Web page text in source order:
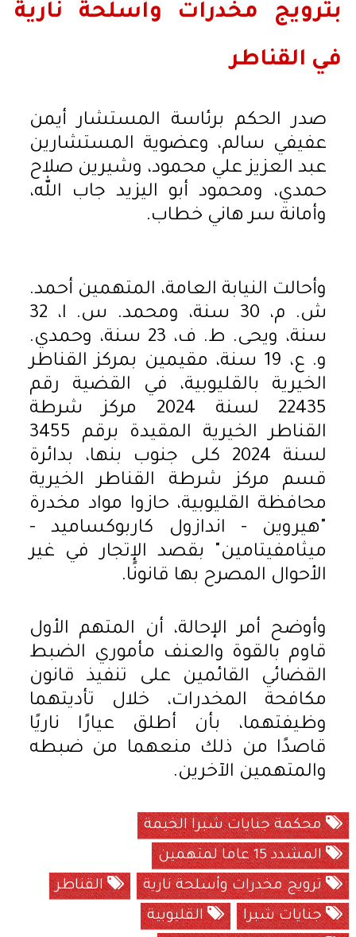
بترويج مخدرات وأسلحة نارية
في القناطر
صدر الحكم برئاسة المستشار أيمن
عفيفي سالم، وعضوية المستشارين
عبد العزيز علي محمود، وشيرين صلاح
حمدي، ومحمود أبو اليزيد جاب الله،
وأمانة سر هاني خطاب.
وأحالت النيابة العامة، المتهمين أحمد.
ش. م، 30 سنة، ومحمد. س. ا، 32
سنة، ويحى. ط. ف، 23 سنة، وحمدي.
و. ع، 19 سنة، مقيمين بمركز القناطر
الخيرية بالقليوبية، في القضية رقم
22435 لسنة 2024 مركز شرطة
القناطر الخيرية المقيدة برقم 3455
لسنة 2024 كلى جنوب بنها، بدائرة
قسم مركز شرطة القناطر الخيرية
محافظة القليوبية، حازوا مواد مخدرة
"هيروين - اندازول كاربوكساميد -
ميثامفيتامين" بقصد الإتجار في غير
الأحوال المصرح بها قانونًا.
وأوضح أمر الإحالة، أن المتهم الأول
قاوم بالقوة والعنف مأموري الضبط
القضائي القائمين على تنفيذ قانون
مكافحة المخدرات، خلال تأديتهما
وظيفتهما، بأن أطلق عيارًا ناريًا
قاصدًا من ذلك منعهما من ضبطه
والمتهمين الآخرين.
محكمة جنايات شبرا الخيمة
المشدد 15 عاما لمتهمين
ترويج مخدرات وأسلحة نارية
القناطر
جنايات شبرا
القليوبية